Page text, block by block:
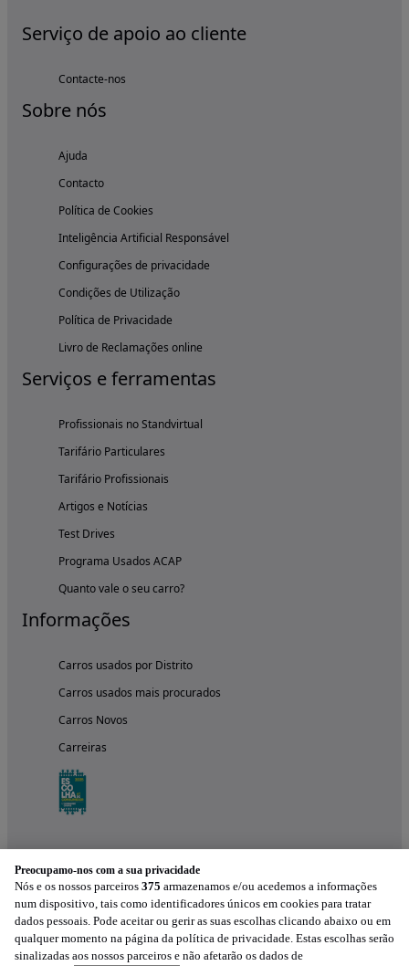
Serviço de apoio ao cliente
Contacte-nos
Sobre nós
Ajuda
Contacto
Política de Cookies
Inteligência Artificial Responsável
Configurações de privacidade
Condições de Utilização
Política de Privacidade
Livro de Reclamações online
Serviços e ferramentas
Profissionais no Standvirtual
Tarifário Particulares
Tarifário Profissionais
Artigos e Notícias
Test Drives
Programa Usados ACAP
Quanto vale o seu carro?
Informações
Carros usados por Distrito
Carros usados mais procurados
Carros Novos
Carreiras
Experimenta a aplicação
Preocupamo-nos com a sua privacidade
Nós e os nossos parceiros 375 armazenamos e/ou acedemos a informações
num dispositivo, tais como identificadores únicos em cookies para tratar
dados pessoais. Pode aceitar ou gerir as suas escolhas clicando abaixo ou em
qualquer momento na página da política de privacidade. Estas escolhas serão
sinalizadas aos nossos parceiros e não afetarão os dados de